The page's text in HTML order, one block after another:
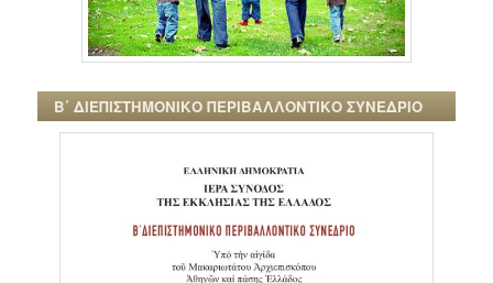
Β΄ ΔΙΕΠΙΣΤΗΜΟΝΙΚΟ ΠΕΡΙΒΑΛΛΟΝΤΙΚΟ ΣΥΝΕΔΡΙΟ